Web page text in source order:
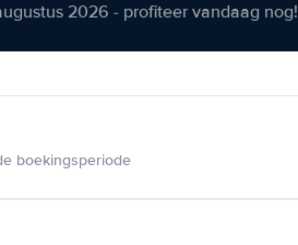
2026 - profiteer vandaag nog!
boekingsperiode